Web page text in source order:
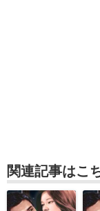
関連記事はこ